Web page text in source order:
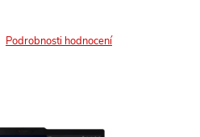
Podrobnosti hodnocení